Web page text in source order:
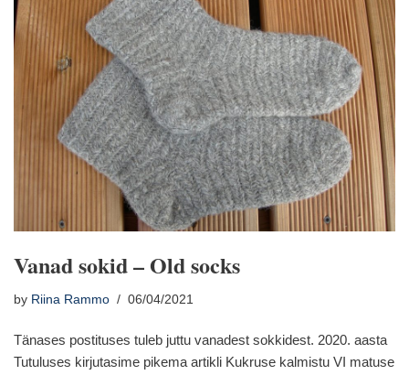
Vanad sokid – Old socks
by Riina Rammo 06/04/2021
Tänases postituses tuleb juttu vanadest sokkidest. 2020. aasta
Tutuluses kirjutasime pikema artikli Kukruse kalmistu VI matuse